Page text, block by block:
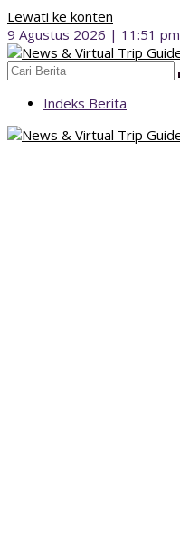
Lewati ke konten
9 Agustus 2026 | 11:51 pm
Indeks Berita